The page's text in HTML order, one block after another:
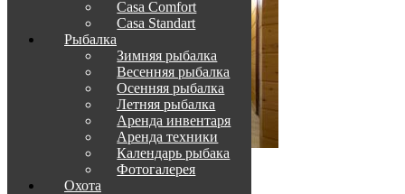
Casa Comfort
Casa Standart
Рыбалка
Зимняя рыбалка
Весенняя рыбалка
Осенняя рыбалка
Летняя рыбалка
Аренда инвентаря
Аренда техники
Календарь рыбака
Фотогалерея
Охота